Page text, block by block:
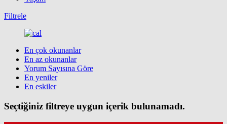
Filtrele
En çok okunanlar
En az okunanlar
Yorum Sayısına Göre
En yeniler
En eskiler
Seçtiğiniz filtreye uygun içerik bulunamadı.